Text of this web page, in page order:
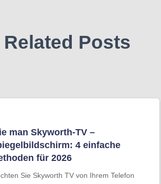
Related Posts
man Skyworth-TV –
4 einfache
für 2026
Sie Skyworth TV von Ihrem Telefon